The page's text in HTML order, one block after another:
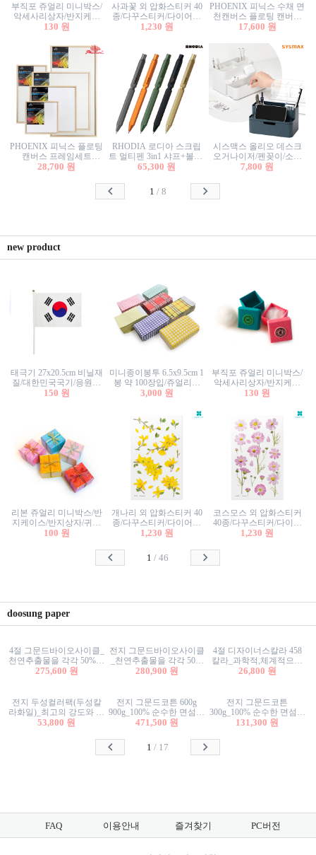
부직포 쥬얼리 미니박스/
악세사리상자/반지케이
스/반지상자/귀걸이상자/
130 원
사과꽃 외 압화스티커 40
종/다꾸스티커/다이어리
꾸미기/꽃스티커/자연물
1,230 원
PHOENIX 피닉스 수채 면
천캔버스 플로팅 캔버스
프레임세트 30x30cm/액자
17,600 원
PHOENIX 피닉스 플로팅
캔버스 프레임세트
50x50cm/액자캔버스/인테
28,700 원
RHODIA 로디아 스크립
트 멀티펜 3in1 샤프+볼펜/
무광택 알루미늄 육각배
65,300 원
시스맥스 올리오 데스크
오거나이저/펜꽂이/소품
꽂이/소품함/정리함/수납
7,800 원
1 / 8
new product
태극기 27x20.5cm 비닐재
질/대한민국국기/응원깃
발/행사깃발
150 원
미니종이봉투 6.5x9.5cm 1
봉 약 100장입/쥬얼리봉
투/증명사진봉투/악세사
3,000 원
부직포 쥬얼리 미니박스/
악세사리상자/반지케이
스/반지상자/귀걸이상자/
130 원
리본 쥬얼리 미니박스/반
지케이스/반지상자/귀걸
이상자/귀걸이박스/악세
100 원
개나리 외 압화스티커 40
종/다꾸스티커/다이어리
꾸미기/꽃스티커/자연물
1,230 원
코스모스 외 압화스티커
40종/다꾸스티커/다이어
리꾸미기/꽃스티커/자연
1,230 원
1 /46
doosung paper
4절 그문드바이오사이클_
천연추출물을 각각 50%이
상 함유한 친환경그래픽
275,600 원
전지 그문드바이오사이클
_천연추출물을 각각 50%
이상 함유한 친환경그래
280,900 원
4절 디자이너스칼라 458
칼라_과학적,체계적으로
분류된 200색을 갖춘 색지
26,800 원
전지 두성컬러팩(두성칼
라화일)_최고의 강도와 평
활성을 지닌 다양한 컬러
53,800 원
전지 그문드코튼 600g
900g_100% 순수한 면섬유
로 만든 친환경프리미엄
471,500 원
전지 그문드코튼
300g_100% 순수한 면섬유
로 만든 친환경프리미엄
131,300 원
1 / 17
FAQ 이용안내 즐겨찾기 PC버전